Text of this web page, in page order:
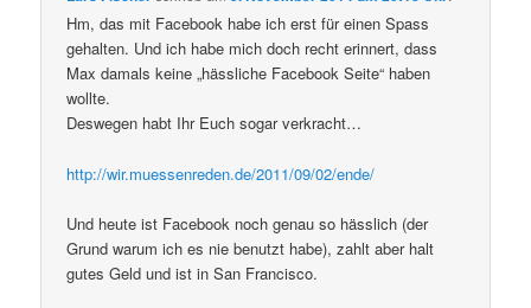
Hm, das mit Facebook habe ich erst für einen Spass
gehalten. Und ich habe mich doch recht erinnert, dass
Max damals keine „hässliche Facebook Seite“ haben
wollte.
Deswegen habt Ihr Euch sogar verkracht…
http://wir.muessenreden.de/2011/09/02/ende/
Und heute ist Facebook noch genau so hässlich (der
Grund warum ich es nie benutzt habe), zahlt aber halt
gutes Geld und ist in San Francisco.